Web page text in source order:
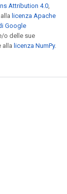
Attribution 4.0,
licenza Apache
Google
o delle sue
alla licenza NumPy.